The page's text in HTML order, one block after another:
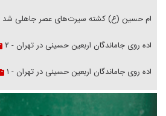
امام حسین (ع) کشته سیرت‌های عصر جاهلی شد
پیاده روی جاماندگان اربعین حسینی در تهران - ۲
پیاده روی جاماندگان اربعین حسینی در تهران - ۱
فریاد‌ها و ناله‌های دوستان مبارزدلم را آتش می‌زد